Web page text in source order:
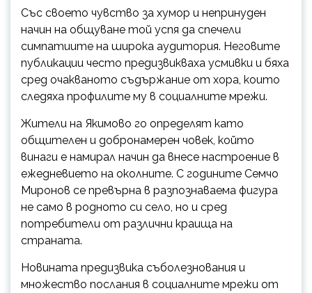
Със своето чувство за хумор и непринуден
начин на общуване той успя да спечели
симпатиите на широка аудитория. Неговите
публикации често предизвикваха усмивки и бяха
сред очакваното съдържание от хора, които
следяха профилите му в социалните мрежи.
Жители на Якимово го определят като
общителен и добронамерен човек, който
винаги е намирал начин да внесе настроение в
ежедневието на околните. С годините Семчо
Миронов се превърна в разпознаваема фигура
не само в родното си село, но и сред
потребители от различни краища на
страната.
Новината предизвика съболезнования и
множество послания в социалните мрежи от